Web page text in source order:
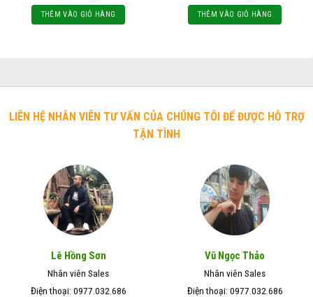
THÊM VÀO GIỎ HÀNG THÊM VÀO GIỎ HÀNG
LIÊN HỆ NHÂN VIÊN TƯ VẤN CỦA CHÚNG TÔI ĐỂ ĐƯỢC HỖ TRỢ
TẬN TÌNH
Lê Hồng Sơn
Nhân viên Sales
Điện thoại: 0977.032.686
Vũ Ngọc Thảo
Nhân viên Sales
Điện thoại: 0977.032.686